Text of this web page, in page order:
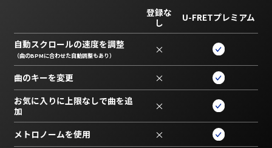
登録な
し
U-FRETプレミアム
自動スクロールの速度を調整
（曲のBPMに合わせた自動調整もあり） ×
曲のキーを変更 ×
お気に入りに上限なしで曲を追
加
×
メトロノームを使用 ×